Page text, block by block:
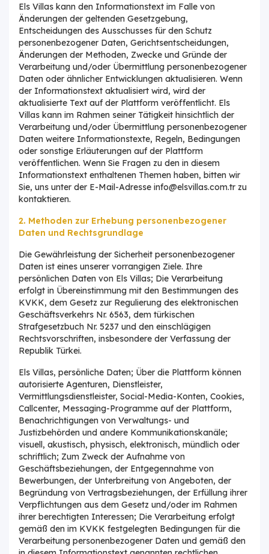
Els Villas kann den Informationstext im Falle von
Änderungen der geltenden Gesetzgebung,
Entscheidungen des Ausschusses für den Schutz
personenbezogener Daten, Gerichtsentscheidungen,
Änderungen der Methoden, Zwecke und Gründe der
Verarbeitung und/oder Übermittlung personenbezogener
Daten oder ähnlicher Entwicklungen aktualisieren. Wenn
der Informationstext aktualisiert wird, wird der
aktualisierte Text auf der Plattform veröffentlicht. Els
Villas kann im Rahmen seiner Tätigkeit hinsichtlich der
Verarbeitung und/oder Übermittlung personenbezogener
Daten weitere Informationstexte, Regeln, Bedingungen
oder sonstige Erläuterungen auf der Plattform
veröffentlichen. Wenn Sie Fragen zu den in diesem
Informationstext enthaltenen Themen haben, bitten wir
Sie, uns unter der E-Mail-Adresse info@elsvillas.com.tr zu
kontaktieren.
2. Methoden zur Erhebung personenbezogener
Daten und Rechtsgrundlage
Die Gewährleistung der Sicherheit personenbezogener
Daten ist eines unserer vorrangigen Ziele. Ihre
persönlichen Daten von Els Villas; Die Verarbeitung
erfolgt in Übereinstimmung mit den Bestimmungen des
KVKK, dem Gesetz zur Regulierung des elektronischen
Geschäftsverkehrs Nr. 6563, dem türkischen
Strafgesetzbuch Nr. 5237 und den einschlägigen
Rechtsvorschriften, insbesondere der Verfassung der
Republik Türkei.
Els Villas, persönliche Daten; Über die Plattform können
autorisierte Agenturen, Dienstleister,
Vermittlungsdienstleister, Social-Media-Konten, Cookies,
Callcenter, Messaging-Programme auf der Plattform,
Benachrichtigungen von Verwaltungs- und
Justizbehörden und andere Kommunikationskanäle;
visuell, akustisch, physisch, elektronisch, mündlich oder
schriftlich; Zum Zweck der Aufnahme von
Geschäftsbeziehungen, der Entgegennahme von
Bewerbungen, der Unterbreitung von Angeboten, der
Begründung von Vertragsbeziehungen, der Erfüllung ihrer
Verpflichtungen aus dem Gesetz und/oder im Rahmen
ihrer berechtigten Interessen; Die Verarbeitung erfolgt
gemäß den im KVKK festgelegten Bedingungen für die
Verarbeitung personenbezogener Daten und gemäß den